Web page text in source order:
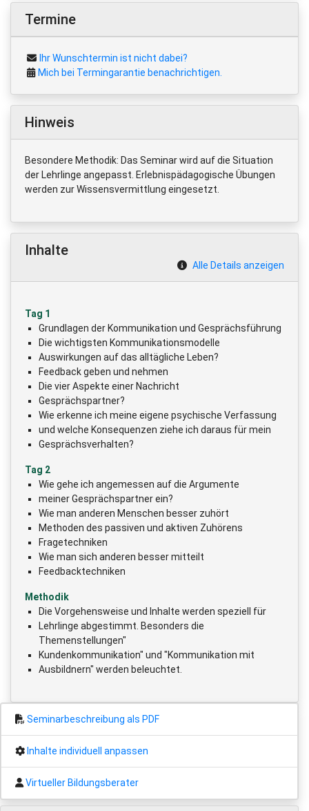
Termine
Ihr Wunschtermin ist nicht dabei?
Mich bei Termingarantie benachrichtigen.
Hinweis
Besondere Methodik: Das Seminar wird auf die Situation
der Lehrlinge angepasst. Erlebnispädagogische Übungen
werden zur Wissensvermittlung eingesetzt.
Inhalte
Alle Details anzeigen
Tag 1
Grundlagen der Kommunikation und Gesprächsführung
Die wichtigsten Kommunikationsmodelle
Auswirkungen auf das alltägliche Leben?
Feedback geben und nehmen
Die vier Aspekte einer Nachricht
Gesprächspartner?
Wie erkenne ich meine eigene psychische Verfassung
und welche Konsequenzen ziehe ich daraus für mein
Gesprächsverhalten?
Tag 2
Wie gehe ich angemessen auf die Argumente
meiner Gesprächspartner ein?
Wie man anderen Menschen besser zuhört
Methoden des passiven und aktiven Zuhörens
Fragetechniken
Wie man sich anderen besser mitteilt
Feedbacktechniken
Methodik
Die Vorgehensweise und Inhalte werden speziell für
Lehrlinge abgestimmt. Besonders die
Themenstellungen"
Kundenkommunikation" und "Kommunikation mit
Ausbildnern" werden beleuchtet.
Seminarbeschreibung als PDF
Inhalte individuell anpassen
Virtueller Bildungsberater